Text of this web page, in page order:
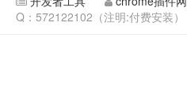
Q：572122102（注明:付费安装）